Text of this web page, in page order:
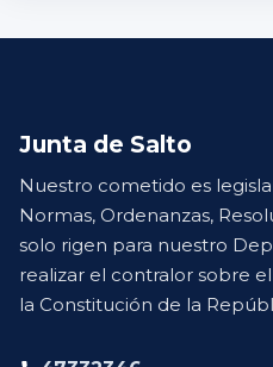
Junta de Salto
Nuestro cometido es
Normas, Ordenanzas,
solo rigen para nuestro
realizar el contralor sobre
la Constitución de la